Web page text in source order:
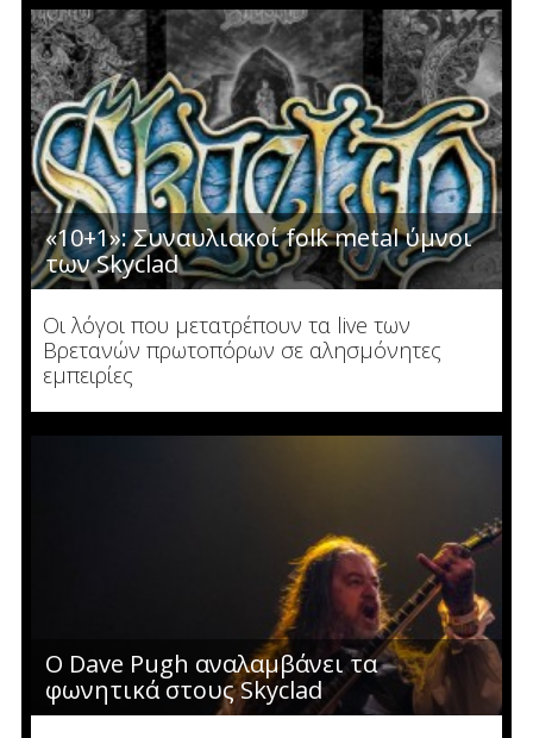
«10+1»: Συναυλιακοί folk metal ύμνοι
των Skyclad
Οι λόγοι που μετατρέπουν τα live των
Βρετανών πρωτοπόρων σε αλησμόνητες
εμπειρίες
O Dave Pugh αναλαμβάνει τα
φωνητικά στους Skyclad